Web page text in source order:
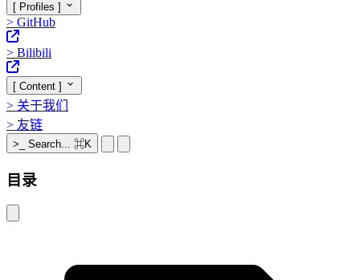
[ Profiles ]
> GitHub
> Bilibili
[ Content ]
> 关于我们
> 友链
>_ Search... ⌘K
目录